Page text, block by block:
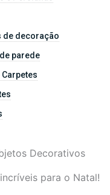
de decoração
parede
Decorativos
para o Natal!